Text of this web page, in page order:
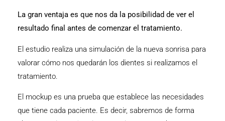
La gran ventaja es que nos da la posibilidad de ver el
resultado final antes de comenzar el tratamiento.
El estudio realiza una simulación de la nueva sonrisa para
valorar cómo nos quedarán los dientes si realizamos el
tratamiento.
El mockup es una prueba que establece las necesidades
que tiene cada paciente. Es decir, sabremos de forma